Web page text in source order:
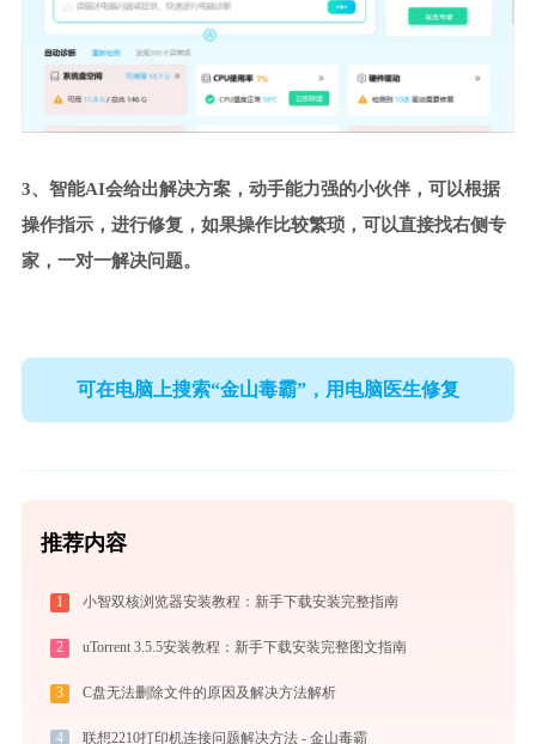
3、智能AI会给出解决方案，动手能力强的小伙伴，可以根据
操作指示，进行修复，如果操作比较繁琐，可以直接找右侧专
家，一对一解决问题。
可在电脑上搜索“金山毒霸”，用电脑医生修复
推荐内容
1 小智双核浏览器安装教程：新手下载安装完整指南
2 uTorrent 3.5.5安装教程：新手下载安装完整图文指南
3 C盘无法删除文件的原因及解决方法解析
4 联想2210打印机连接问题解决方法 - 金山毒霸